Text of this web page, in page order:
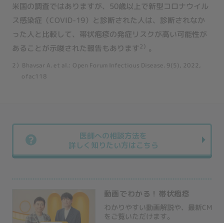
米国の調査ではありますが、50歳以上で新型コロナウイル
ス感染症（COVID-19）と診断された人は、診断されなか
った人と比較して、帯状疱疹の発症リスクが高い可能性が
あることが示唆された報告もあります2） 。
2）Bhavsar A. et al.: Open Forum Infectious Disease. 9(5), 2022,
ofac118
医師への相談方法を
詳しく知りたい方はこちら
動画でわかる！帯状疱疹
わかりやすい動画解説や、最新CM
をご覧いただけます。